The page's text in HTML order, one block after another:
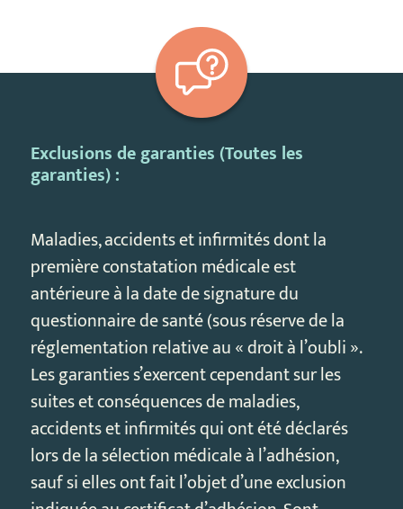
Exclusions de garanties (Toutes les
garanties) :
Maladies, accidents et infirmités dont la
première constatation médicale est
antérieure à la date de signature du
questionnaire de santé (sous réserve de la
réglementation relative au « droit à l’oubli ».
Les garanties s’exercent cependant sur les
suites et conséquences de maladies,
accidents et infirmités qui ont été déclarés
lors de la sélection médicale à l’adhésion,
sauf si elles ont fait l’objet d’une exclusion